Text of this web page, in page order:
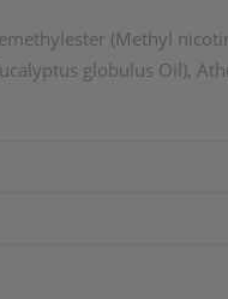
(Methyl
globulus Oil),